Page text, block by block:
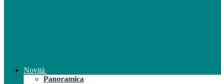
Novità
Panoramica